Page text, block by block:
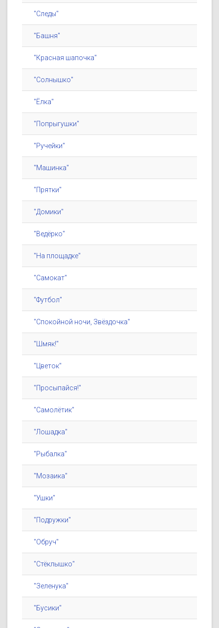
"Следы"
"Башня"
"Красная шапочка"
"Солнышко"
"Ёлка"
"Попрыгушки"
"Ручейки"
"Машинка"
"Прятки"
"Домики"
"Ведёрко"
"На площадке"
"Самокат"
"Футбол"
"Спокойной ночи, Звёздочка"
"Шмяк!"
"Цветок"
"Просыпайся!"
"Самолётик"
"Лошадка"
"Рыбалка"
"Мозаика"
"Ушки"
"Подружки"
"Обруч"
"Стёклышко"
"Зеленука"
"Бусики"